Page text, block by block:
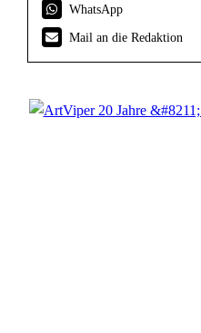
WhatsApp
Mail an die Redaktion